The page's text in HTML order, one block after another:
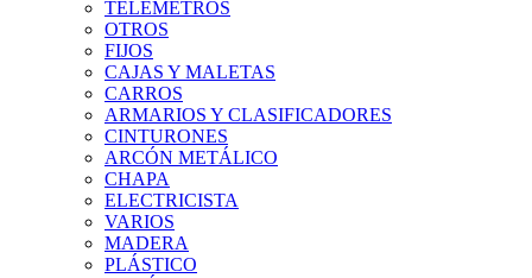
TELEMETROS
OTROS
FIJOS
CAJAS Y MALETAS
CARROS
ARMARIOS Y CLASIFICADORES
CINTURONES
ARCÓN METÁLICO
CHAPA
ELECTRICISTA
VARIOS
MADERA
PLÁSTICO